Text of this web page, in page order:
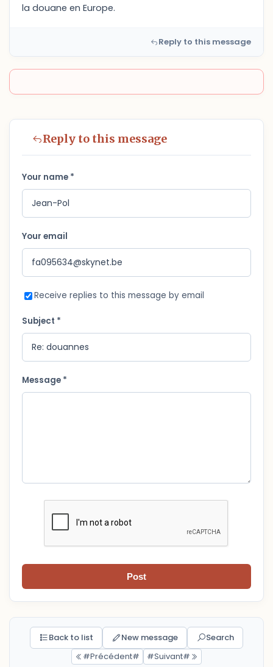
la douane en Europe.
Reply to this message
Reply to this message
Your name *
Your email
Receive replies to this message by email
Subject *
Message *
Post
Back to list New message
Search
#Précédent#
#Suivant#